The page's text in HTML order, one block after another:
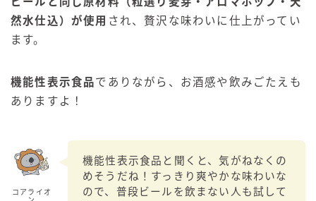
然水仕込）が使用 され、贅沢な味わいに仕上がってい
ます。
機能性表示食品でありながら、お酒感や飲みごたえも
ありますよ！
コアライオ
機能性表示食品と聞くと、気がねなくの
めそうだね！すっきり爽やかな味わいな
ので、普段ビールを飲まない人も試して